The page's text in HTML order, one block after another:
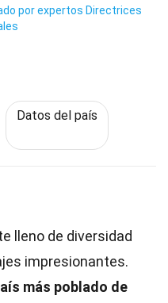
por expertos Directrices
Datos del país
lleno de diversidad
impresionantes.
más poblado de